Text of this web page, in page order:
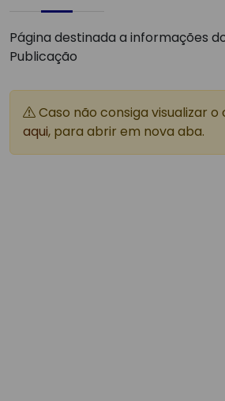
Página destinada a informações
Publicação
Caso não consiga visualizar o
aqui, para abrir em nova aba.